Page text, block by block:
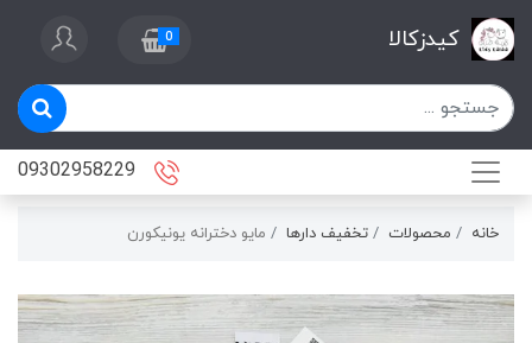
کیدزکالا 0
خانه محصولات تخفیف دارها مايو دخترانه يونيكورن